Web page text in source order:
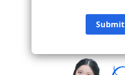
Submit